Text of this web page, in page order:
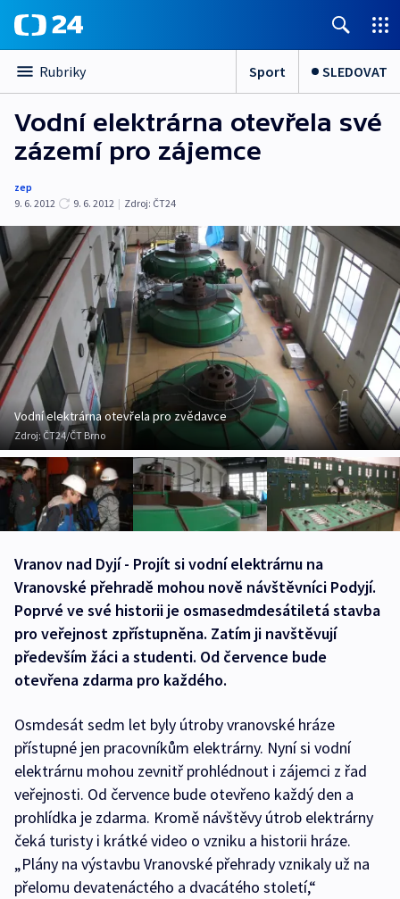
Rubriky Sport SLEDOVAT
Vodní elektrárna otevřela své
zázemí pro zájemce
zep
9. 6. 2012
9. 6. 2012 | Zdroj: ČT24
Vodní elektrárna otevřela pro zvědavce
Zdroj:ČT24/ČT Brno
Vranov nad Dyjí - Projít si vodní elektrárnu na
Vranovské přehradě mohou nově návštěvníci Podyjí.
Poprvé ve své historii je osmasedmdesátiletá stavba
pro veřejnost zpřístupněna. Zatím ji navštěvují
především žáci a studenti. Od července bude
otevřena zdarma pro každého.
Osmdesát sedm let byly útroby vranovské hráze
přístupné jen pracovníkům elektrárny. Nyní si vodní
elektrárnu mohou zevnitř prohlédnout i zájemci z řad
veřejnosti. Od července bude otevřeno každý den a
prohlídka je zdarma. Kromě návštěvy útrob elektrárny
čeká turisty i krátké video o vzniku a historii hráze.
„Plány na výstavbu Vranovské přehrady vznikaly už na
přelomu devatenáctého a dvacátého století,“